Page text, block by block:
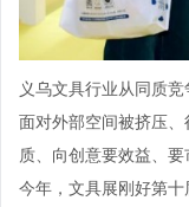
义乌文具行业从同质
面对外部空间被挤压
质、向创意要效益、要
今年，文具展刚好第